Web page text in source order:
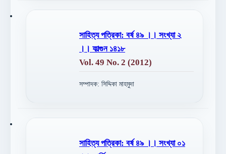
সাহিত্য পত্রিকা: বর্ষ ৪৯ ।। সংখ্যা ২
।। ফাল্গুন ১৪১৮
Vol. 49 No. 2 (2012)
সম্পাদক: সিদ্দিকা মাহমুদা
সাহিত্য পত্রিকা: বর্ষ ৪৯ ।। সংখ্যা ০১